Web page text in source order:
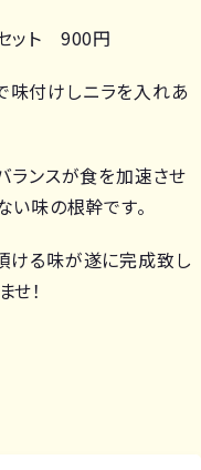
ット 900円
味付けしニラを入れあ
ランスが食を加速させ
い味の根幹です。
ける味が遂に完成致し
！